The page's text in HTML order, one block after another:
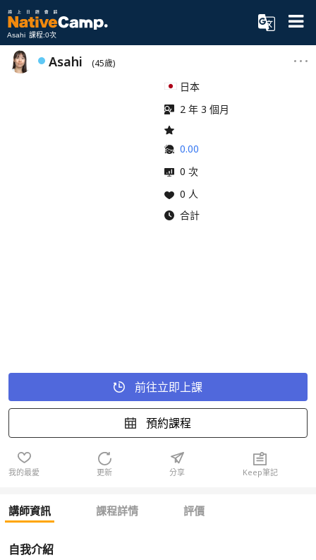
Asahi 課程:0次
Asahi (45歲)
日本
2 年 3 個月
0.00
0 次
0 人
合計
前往立即上課
預約課程
我的最愛 更新 分享 Keep筆記
講師資訊 課程詳情 評價
自我介紹